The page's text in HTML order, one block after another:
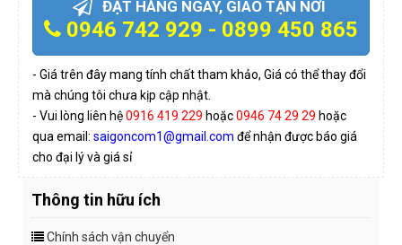
ĐẶT HÀNG NGAY, GIAO TẬN NƠI
0946 742 929 - 0899 450 865
- Giá trên đây mang tính chất tham khảo, Giá có thể thay đổi
mà chúng tôi chưa kịp cập nhật.
- Vui lòng liên hệ0916 419 229 hoặc0946 74 29 29 hoặc
qua email: saigoncom1@gmail.com để nhận được báo giá
cho đại lý và giá sỉ
Thông tin hữu ích
Chính sách vận chuyển